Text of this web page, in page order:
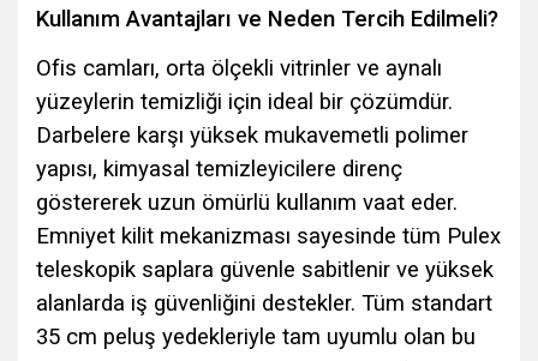
Kullanım Avantajları ve Neden Tercih Edilmeli?
Ofis camları, orta ölçekli vitrinler ve aynalı
yüzeylerin temizliği için ideal bir çözümdür.
Darbelere karşı yüksek mukavemetli polimer
yapısı, kimyasal temizleyicilere direnç
göstererek uzun ömürlü kullanım vaat eder.
Emniyet kilit mekanizması sayesinde tüm Pulex
teleskopik saplara güvenle sabitlenir ve yüksek
alanlarda iş güvenliğini destekler. Tüm standart
35 cm peluş yedekleriyle tam uyumlu olan bu